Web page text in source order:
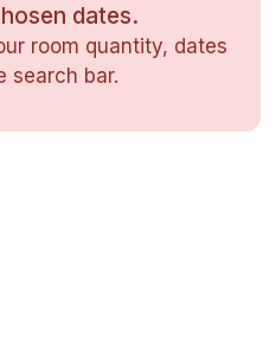
dates.
room quantity, dates
search bar.
frågorAllmänna villkor
Manage Preferences